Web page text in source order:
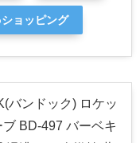
ョッピング
バンドック) ロケッ
ブ BD-497 バーベキ